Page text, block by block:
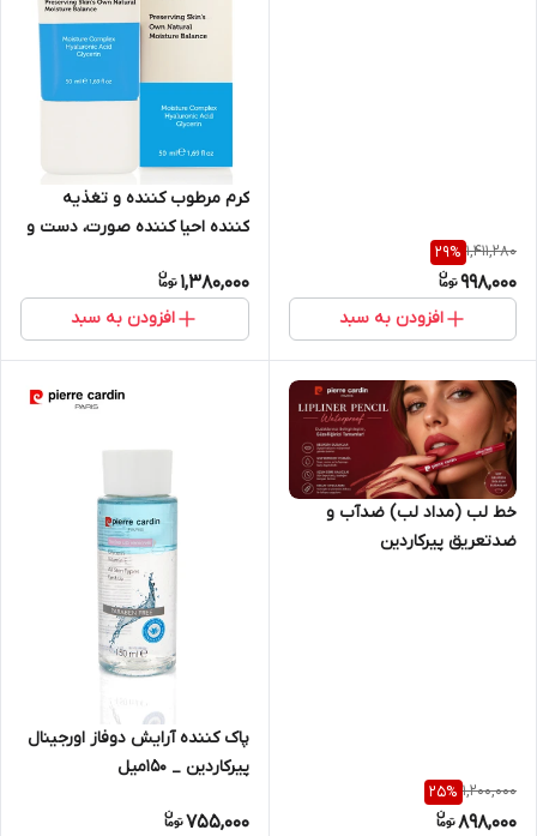
1,411,280
29%
998,000
افزودن به سبد
کرم مرطوب کننده و تغذیه
کننده احیا کننده صورت، دست و
میلی لیتری موثر 24 ساعته
1,380,000
افزودن به سبد
خط لب (مداد لب) ضدآب و
ضدتعریق پیرکاردین
1,200,000
25%
898,000
پاک کننده آرایش دوفاز اورجینال
پیرکاردین _ ۱۵۰میل
755,000